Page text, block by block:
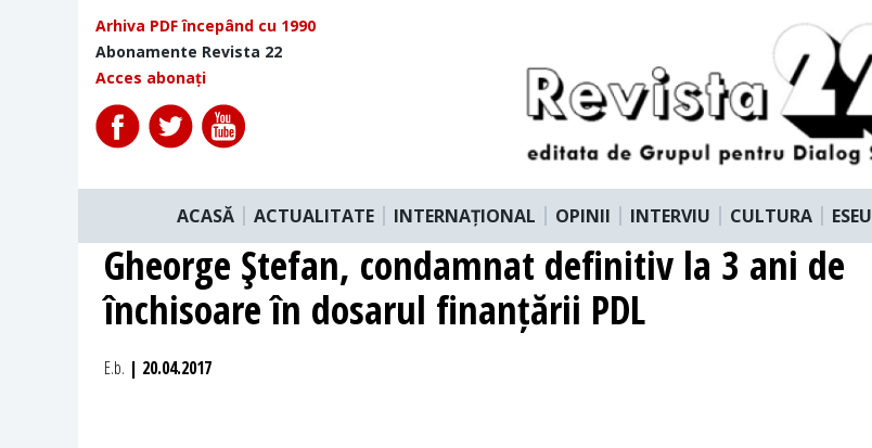
Arhiva PDF începând cu 1990
Abonamente Revista 22
Acces abonați
ACASĂ ACTUALITATE INTERNAȚIONAL OPINII INTERVIU CULTURA ESEU
Gheorge Ştefan, condamnat definitiv la 3 ani de
închisoare în dosarul finanțării PDL
E.b. | 20.04.2017